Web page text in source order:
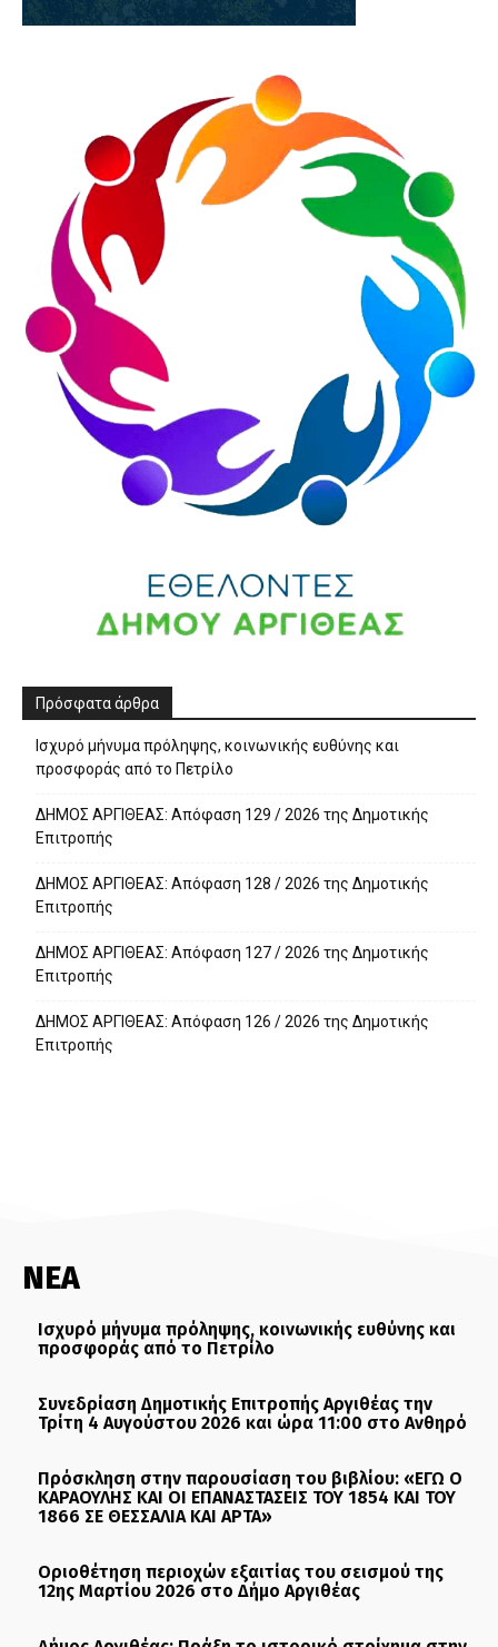
Πρόσφατα άρθρα
Ισχυρό μήνυμα πρόληψης, κοινωνικής ευθύνης και
προσφοράς από το Πετρίλο
ΔΗΜΟΣ ΑΡΓΙΘΕΑΣ: Απόφαση 129 / 2026 της Δημοτικής
Επιτροπής
ΔΗΜΟΣ ΑΡΓΙΘΕΑΣ: Απόφαση 128 / 2026 της Δημοτικής
Επιτροπής
ΔΗΜΟΣ ΑΡΓΙΘΕΑΣ: Απόφαση 127 / 2026 της Δημοτικής
Επιτροπής
ΔΗΜΟΣ ΑΡΓΙΘΕΑΣ: Απόφαση 126 / 2026 της Δημοτικής
Επιτροπής
ΝΕΑ
Ισχυρό μήνυμα πρόληψης, κοινωνικής ευθύνης και
προσφοράς από το Πετρίλο
Συνεδρίαση Δημοτικής Επιτροπής Αργιθέας την
Τρίτη 4 Αυγούστου 2026 και ώρα 11:00 στο Ανθηρό
Πρόσκληση στην παρουσίαση του βιβλίου: «ΕΓΩ Ο
ΚΑΡΑΟΥΛΗΣ ΚΑΙ ΟΙ ΕΠΑΝΑΣΤΑΣΕΙΣ ΤΟΥ 1854 ΚΑΙ ΤΟΥ
1866 ΣΕ ΘΕΣΣΑΛΙΑ ΚΑΙ ΑΡΤΑ»
Οριοθέτηση περιοχών εξαιτίας του σεισμού της
12ης Μαρτίου 2026 στο Δήμο Αργιθέας